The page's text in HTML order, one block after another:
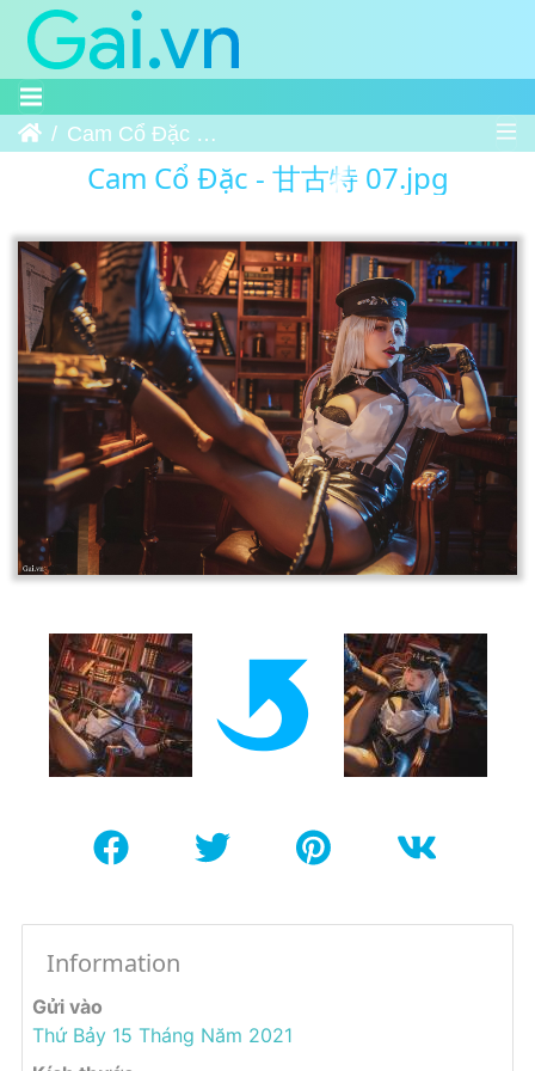
Trang chủCam Cổ Đặc - 甘古特 07
Cam Cổ Đặc - 甘古特 07.jpg
Information
Gửi vào
Thứ Bảy 15 Tháng Năm 2021